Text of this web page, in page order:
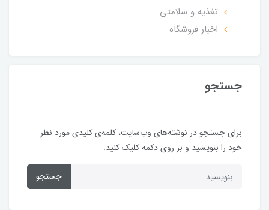
تغذیه و سلامتی
اخبار فروشگاه
جستجو
برای جستجو در نوشته‌های وب‌سایت، کلمه‌ی کلیدی مورد نظر
خود را بنویسید و بر روی دکمه کلیک کنید.
جستجو